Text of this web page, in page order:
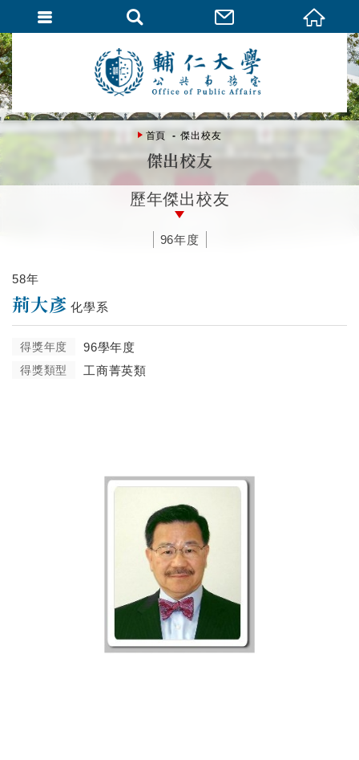
首頁 傑出校友
傑出校友
歷年傑出校友
96年度
58年
荊大彥 化學系
得獎年度 96學年度
得獎類型 工商菁英類